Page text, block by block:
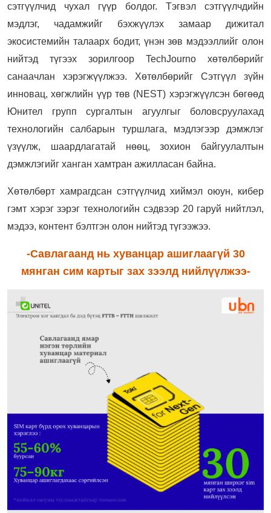
сэтгүүлчид чухал гүүр болдог. Тэгвэл сэтгүүлчдийн
мэдлэг, чадамжийг бэхжүүлэх замаар дижитал
экосистемийн талаарх бодит, үнэн зөв мэдээллийг олон
нийтэд түгээх зорилгоор TechJourno хөтөлбөрийг
санаачлан хэрэгжүүлжээ. Хөтөлбөрийг Сэтгүүл зүйн
инновац, хөгжлийн үүр төв (NEST) хэрэгжүүлсэн бөгөөд
Юнител групп сургалтын агуулгыг боловсруулахад
технологийн салбарын туршлага, мэдлэгээр дэмжлэг
үзүүлж, шаардлагатай нөөц, зохион байгуулалтын
дэмжлэгийг ханган хамтран ажилласан байна.
Хөтөлбөрт хамрагдсан сэтгүүлчид хиймэл оюун, кибер
гэмт хэрэг зэрэг технологийн сэдвээр 20 гаруй нийтлэл,
мэдээ, контент бэлтгэн олон нийтэд түгээжээ.
-Савлагаанд нь хуванцар ашиглаагүй 30
мянган сим картыг зах зээлд нийлүүлжээ-